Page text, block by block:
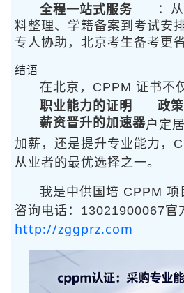
全程一站式服务
：
料整理、学籍备案到考试安
专人协助，北京考生备考更省
结语
在北京，CPPM 证书不
职业能力的证明 政
薪资晋升的加速器户定
加薪，还是提升专业能力，
从业者的最优选择之一。
我是中供国培 CPPM 项
咨询电话：13021900067官
http://zggprz.com